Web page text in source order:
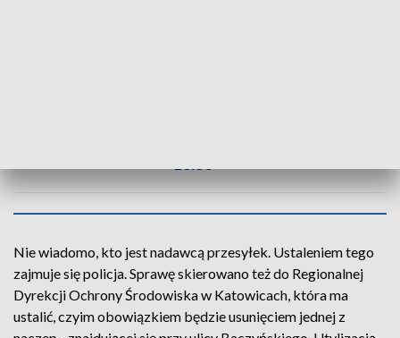
Nie wiadomo, kto jest nadawcą przesyłek. Ustaleniem tego
zajmuje się policja. Sprawę skierowano też do Regionalnej
Dyrekcji Ochrony Środowiska w Katowicach, która ma
ustalić, czyim obowiązkiem będzie usunięciem jednej z